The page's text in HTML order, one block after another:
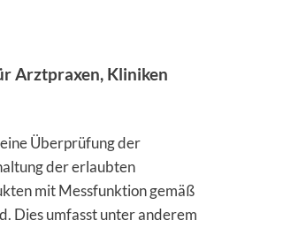
Arztpraxen, Kliniken
Überprüfung der
der erlaubten
mit Messfunktion gemäß
Dies umfasst unter anderem